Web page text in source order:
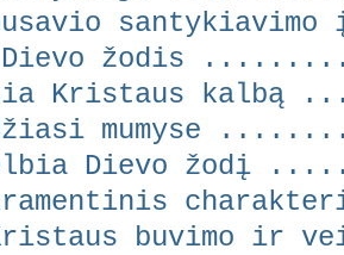
Dievo žodis
Kristaus
mumyse
Dievo
buvimo ir